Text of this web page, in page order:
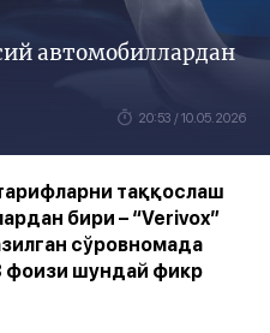
автомобиллардан
20:53 / 10.05.2026
таққослаш
бири – “Verivox”
сўровномада
фоизи шундай фикр